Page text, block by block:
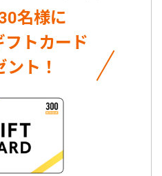
名様に
トカード
ント！